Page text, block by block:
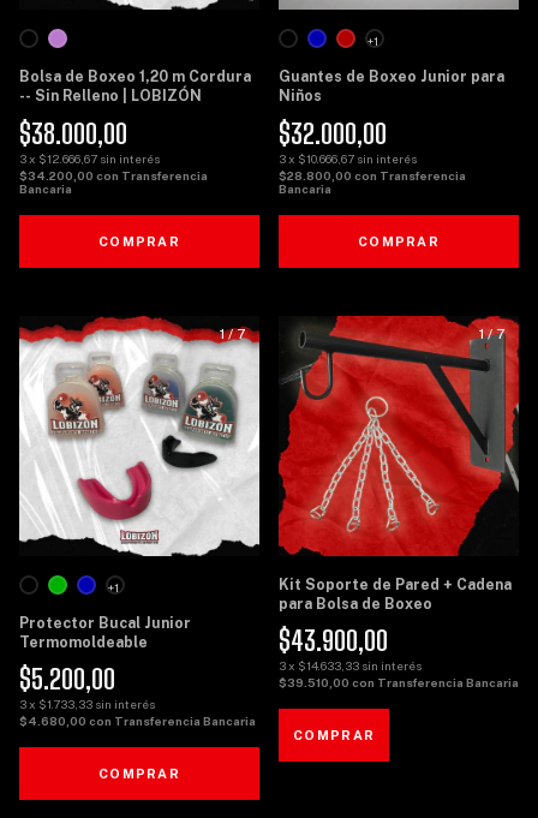
Bolsa de Boxeo 1,20 m Cordura
-- Sin Relleno | LOBIZÓN
$38.000,00
3x $12.666,67 sin interés
$34.200,00 con Transferencia
Bancaria
COMPRAR
Guantes de Boxeo Junior para
Niños
$32.000,00
3x $10.666,67 sin interés
$28.800,00 con Transferencia
Bancaria
+1
COMPRAR
1/7
Protector Bucal Junior
Termomoldeable
$5.200,00
3x $1.733,33 sin interés
$4.680,00 con Transferencia Bancaria
+1
COMPRAR
1/7
Kit Soporte de Pared + Cadena
para Bolsa de Boxeo
$43.900,00
3x $14.633,33 sin interés
$39.510,00 con Transferencia Bancaria